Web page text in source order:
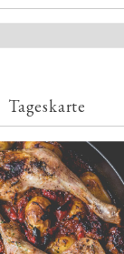
Tageskarte